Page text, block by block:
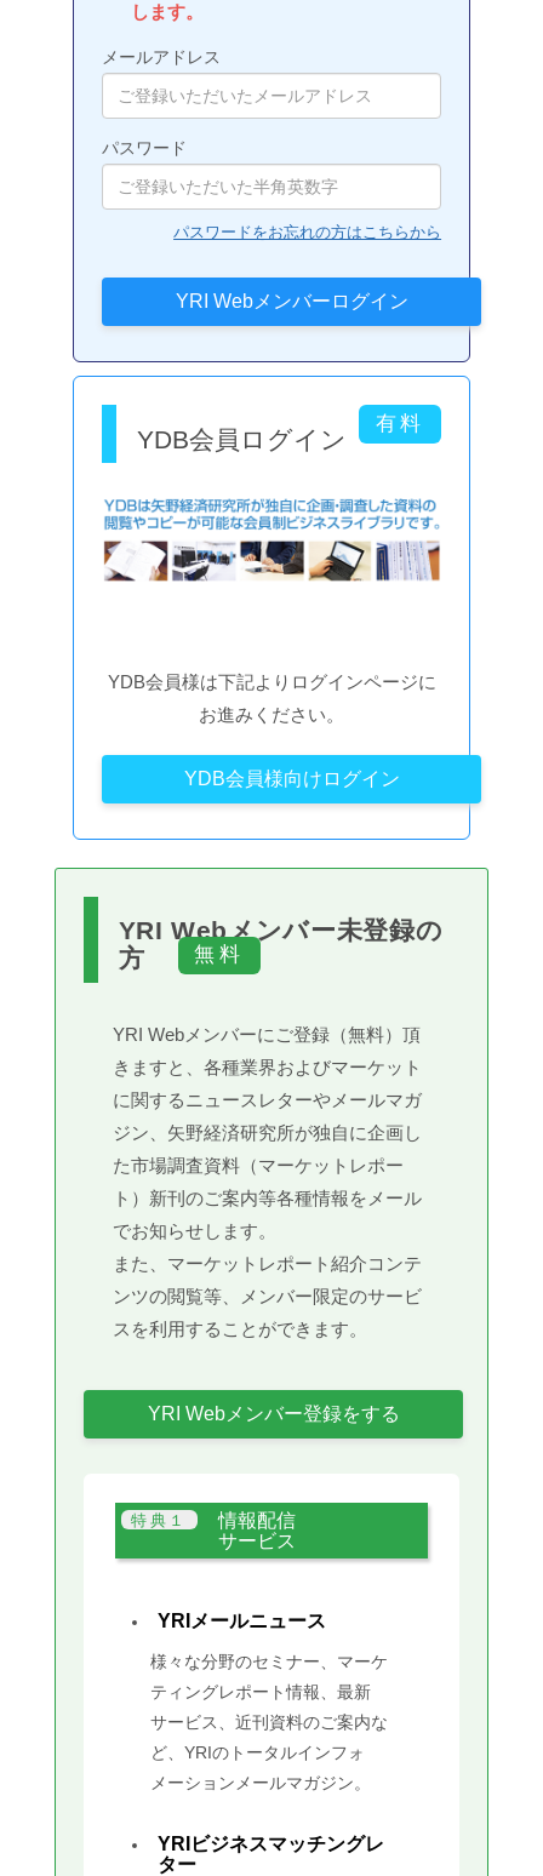
します。
メールアドレス
パスワード
パスワードをお忘れの方はこちらから
YDB会員ログイン
YDB会員様は下記よりログインページに
お進みください。
YDB会員様向けログイン
YRI Webメンバー未登録の
方
YRI Webメンバーにご登録（無料）頂
きますと、各種業界およびマーケット
に関するニュースレターやメールマガ
ジン、矢野経済研究所が独自に企画し
た市場調査資料（マーケットレポー
ト）新刊のご案内等各種情報をメール
でお知らせします。
また、マーケットレポート紹介コンテ
ンツの閲覧等、メンバー限定のサービ
スを利用することができます。
YRI Webメンバー登録をする
情報配信
サービス
YRIメールニュース
様々な分野のセミナー、マーケ
ティングレポート情報、最新
サービス、近刊資料のご案内な
ど、YRIのトータルインフォ
メーションメールマガジン。
YRIビジネスマッチングレ
ター